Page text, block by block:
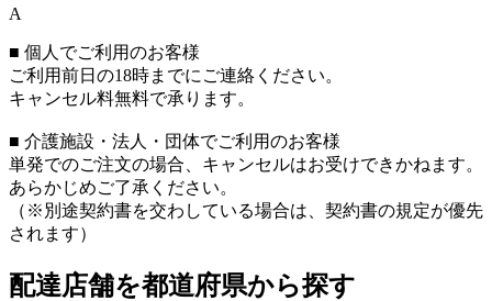
A
■ 個人でご利用のお客様
ご利用前日の18時までにご連絡ください。
キャンセル料無料で承ります。
■ 介護施設・法人・団体でご利用のお客様
単発でのご注文の場合、キャンセルはお受けできかねます。
あらかじめご了承ください。
（※別途契約書を交わしている場合は、契約書の規定が優先
されます）
配達店舗を都道府県から探す